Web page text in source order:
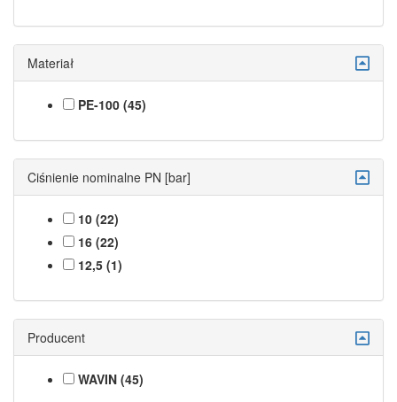
Materiał
PE-100 (45)
Ciśnienie nominalne PN [bar]
10 (22)
16 (22)
12,5 (1)
Producent
WAVIN (45)